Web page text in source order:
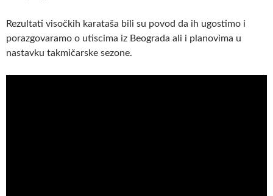
Rezultati visočkih karataša bili su povod da ih ugostimo i
porazgovaramo o utiscima iz Beograda ali i planovima u
nastavku takmičarske sezone.